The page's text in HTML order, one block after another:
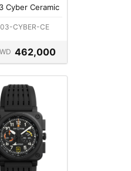
Cyber Ceramic
CYBER-CE
462,000